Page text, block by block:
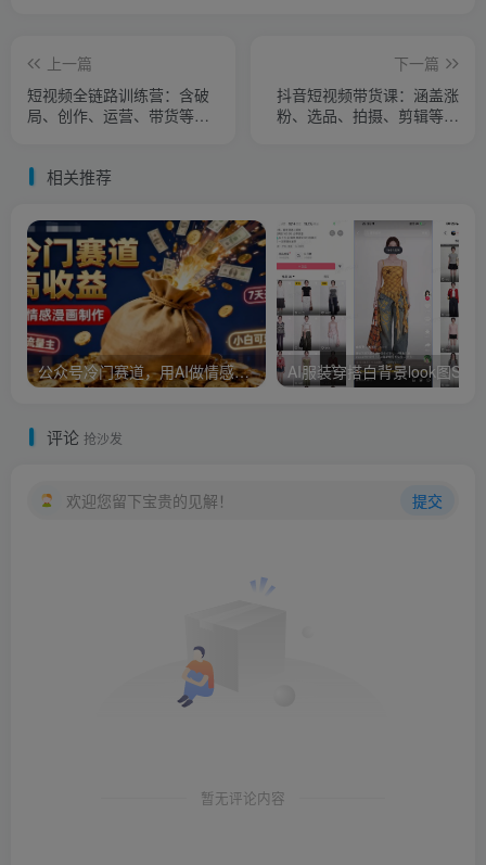
上一篇
短视频全链路训练营：含破
局、创作、运营、带货等多
下一篇
抖音短视频带货课：涵盖涨
粉、选品、拍摄、剪辑等，
相关推荐
公众号冷门赛道，用AI做情感漫画，7天开通流量主，操作简单，小白可玩
评论 抢沙发
欢迎您留下宝贵的见解！ 提交
暂无评论内容